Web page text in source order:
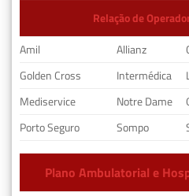
Relação de
Amil
Allianz
Golden Cross
Intermédica
Mediservice
Notre Dame
Porto Seguro
Sompo
Plano Ambulatorial e